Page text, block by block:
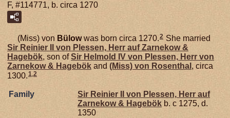
F, #114771, b. circa 1270
(Miss) von Bülowwas born circa 1270.2 She married
Sir Reinier II von Plessen, Herr auf Zarnekow &
Hagebök, son ofSir Helmold IV von Plessen, Herr von
Zarnekow & Hagebök and (Miss) von Rosenthal , circa
1300.1,2
Family Sir Reinier II von Plessen, Herr auf
Zarnekow & Hagebök b. c 1275, d.
1350